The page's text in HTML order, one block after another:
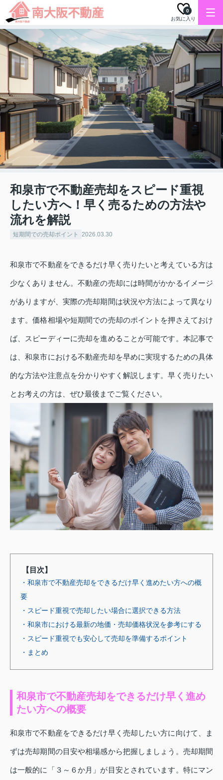
お気に入り
0
和泉市で不動産売却をスピード重視
したい方へ！早く売るための方法や
流れを解説
短期間での売却ポイント 2026.03.30
和泉市で不動産をできるだけ早く売りたいと考えている方は
少なくありません。不動産の売却には時間がかかるイメージ
がありますが、実際の売却期間は状況や方法によって異なり
ます。価格相場や短期間での売却のポイントを押さえておけ
ば、スピーディーに売却を進めることが可能です。本記事で
は、和泉市における不動産売却を早めに実現するための具体
的な方法や注意点を分かりやすく解説します。早く売りたい
とお考えの方は、ぜひ最後までご覧ください。
【目次】
・和泉市で不動産売却をできるだけ早く進めたい方への概
要
・スピード重視で売却したい場合に選択できる方法
・和泉市における最新の地価・売却価格状況を参考にする
・スピード重視でも安心して売却を準備するポイント
・まとめ
和泉市で不動産売却をできるだけ早く進め
たい方への概要
和泉市で不動産をできるだけ早く売却したい方に向けて、ま
ずは売却期間の目安や相場感から把握しましょう。売却期間
は一般的に「３～６か月」が目安とされています。特にマン